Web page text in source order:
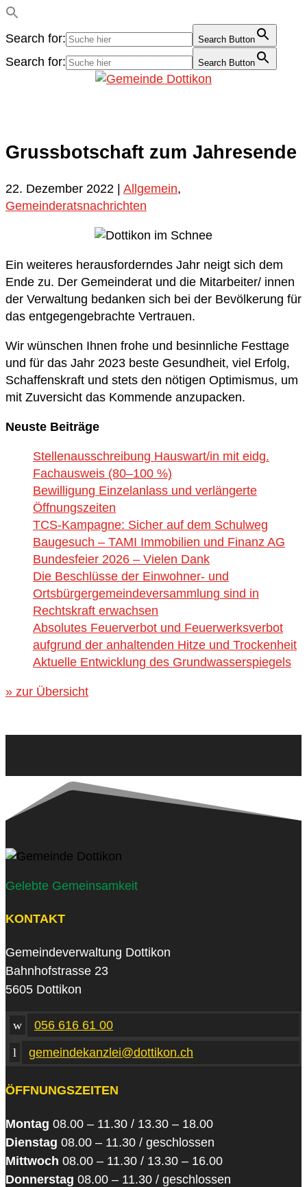
Search for: Search Button
Search for: Search Button
Grussbotschaft zum Jahresende
22. Dezember 2022 | Allgemein,
Gemeinderatsnachrichten
Ein weiteres herausforderndes Jahr neigt sich dem
Ende zu. Der Gemeinderat und die Mitarbeiter/ innen
der Verwaltung bedanken sich bei der Bevölkerung für
das entgegengebrachte Vertrauen.
Wir wünschen Ihnen frohe und besinnliche Festtage
und für das Jahr 2023 beste Gesundheit, viel Erfolg,
Schaffenskraft und stets den nötigen Optimismus, um
mit Zuversicht das Kommende anzupacken.
Neuste Beiträge
Stellenausschreibung Hauswart/in mit eidg.
Fachausweis (80–100 %)
Bewilligung Einzelanlass und verlängerte
Öffnungszeiten
TCS-Kampagne: Sicher auf dem Schulweg
Baugesuch – TAMI Immobilien und Finanz AG
Bundesfeier 2026 – Vielen Dank
Die Beschlüsse der Einwohner- und
Ortsbürgergemeindeversammlung sind in
Rechtskraft erwachsen
Absolutes Feuerverbot und Feuerwerksverbot
aufgrund der anhaltenden Hitze und Trockenheit
Aktuelle Entwicklung des Grundwasserspiegels
» zur Übersicht
Gelebte Gemeinsamkeit
KONTAKT
Gemeindeverwaltung Dottikon
Bahnhofstrasse 23
5605 Dottikon
w
056 616 61 00
l
gemeindekanzlei@dottikon.ch
ÖFFNUNGSZEITEN
Montag 08.00 – 11.30 / 13.30 – 18.00
Dienstag 08.00 – 11.30 / geschlossen
Mittwoch 08.00 – 11.30 / 13.30 – 16.00
Donnerstag 08.00 – 11.30 / geschlossen